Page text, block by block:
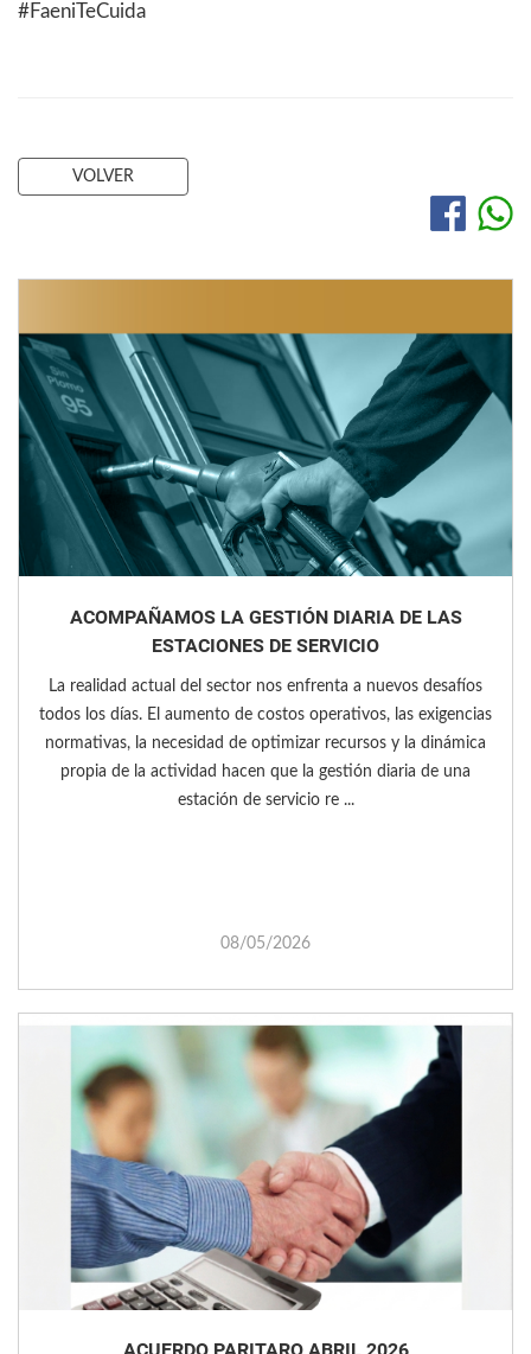
#FaeniTeCuida
VOLVER
ACOMPAÑAMOS LA GESTIÓN DIARIA DE LAS
ESTACIONES DE SERVICIO
La realidad actual del sector nos enfrenta a nuevos desafíos
todos los días. El aumento de costos operativos, las exigencias
normativas, la necesidad de optimizar recursos y la dinámica
propia de la actividad hacen que la gestión diaria de una
estación de servicio re ...
08/05/2026